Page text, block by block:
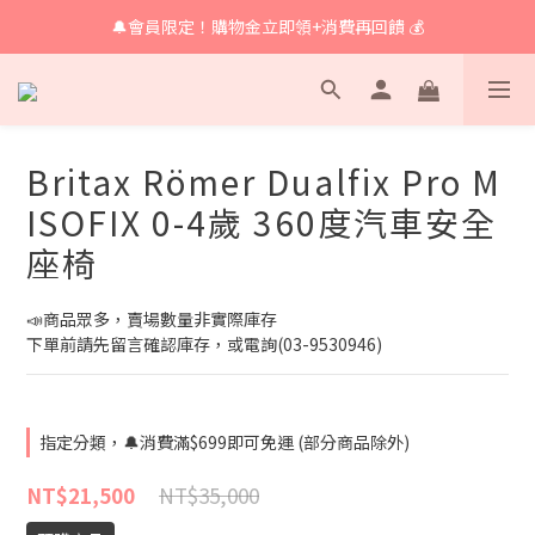
🔔 育兒好物滿額享免運🔔
🔔會員限定！購物金立即領+消費再回饋 💰
🔔 育兒好物滿額享免運🔔
Britax Römer Dualfix Pro M
ISOFIX 0-4歲 360度汽車安全
座椅
📣商品眾多，賣場數量非實際庫存
下單前請先留言確認庫存，或電詢(03-9530946)
指定分類，🔔消費滿$699即可免運 (部分商品除外)
NT$35,000
NT$21,500